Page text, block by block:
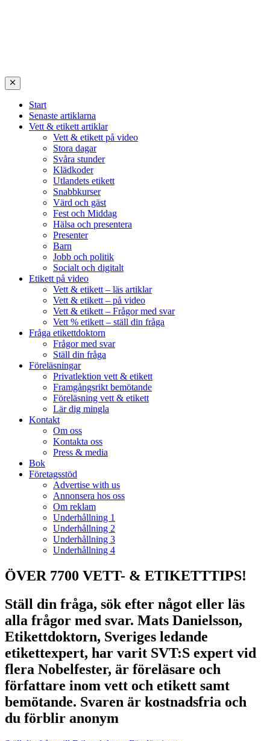
Start
Senaste artiklarna
Vett & etikett artiklar
Vett & etikett på video
Stora dagar
Svåra stunder
Klädkoder
Utlandets etikett
Snabbkurser
Värd och gäst
Fest och Middag
Hälsa och presentera
Presenter
Barn
Jobb och politik
Socialt och digitalt
Etikett på video
Vett & etikett – läs artiklar
Vett & etikett – på video
Vett & etikett – Frågor med svar
Vett % etikett – ställ din fråga
Fråga etikettdoktorn
Frågor med svar
Ställ din fråga
Föreläsningar
Privatlektion vett & etikett
Framgångsrikt bemötande
Föreläsning vett & etikett
Lär dig mingla
Kontakt
Om oss
Kontakta oss
Press & media
Bok
Företagsstöd
Advertise with us
Annonsera hos oss
Om reklam
Underhållning 1
Underhållning 2
Underhållning 3
Underhållning 4
ÖVER 7700 VETT- & ETIKETTTIPS!
Ställ din fråga, sök efter något eller läs
alla frågor med svar. Mats Danielsson,
Etikettdoktorn, Sveriges ledande
etikettexpert, har varit SVT:S expert vid
flera Nobelfester, är föreläsare och
författare inom vett och etikett samt
bemötande. Svaren är kostnadsfria och
du förblir anonym